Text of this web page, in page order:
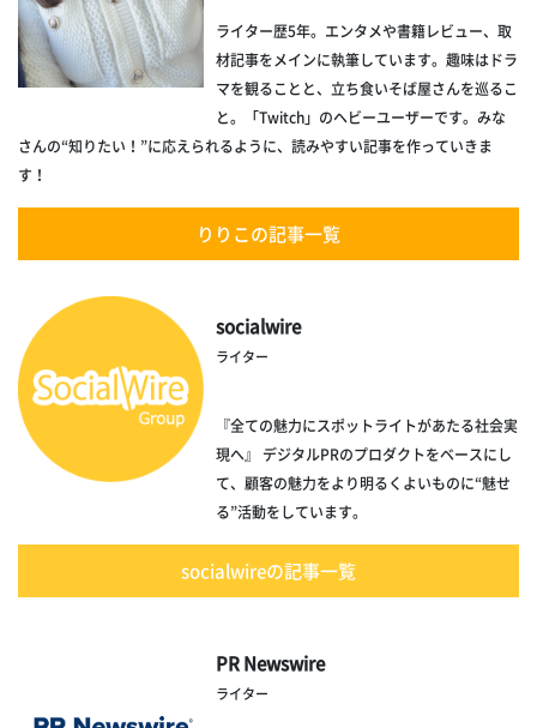
ライター歴5年。エンタメや書籍レビュー、取
材記事をメインに執筆しています。趣味はドラ
マを観ることと、立ち食いそば屋さんを巡るこ
と。「Twitch」のヘビーユーザーです。みな
さんの“知りたい！”に応えられるように、読みやすい記事を作っていきま
す！
りりこの記事一覧
socialwire
ライター
『全ての魅力にスポットライトがあたる社会実
現へ』 デジタルPRのプロダクトをベースにし
て、顧客の魅力をより明るくよいものに“魅せ
る”活動をしています。
socialwireの記事一覧
PR Newswire
ライター